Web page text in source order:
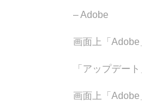
– Adobe
画面上「
「アップデー
画面上「